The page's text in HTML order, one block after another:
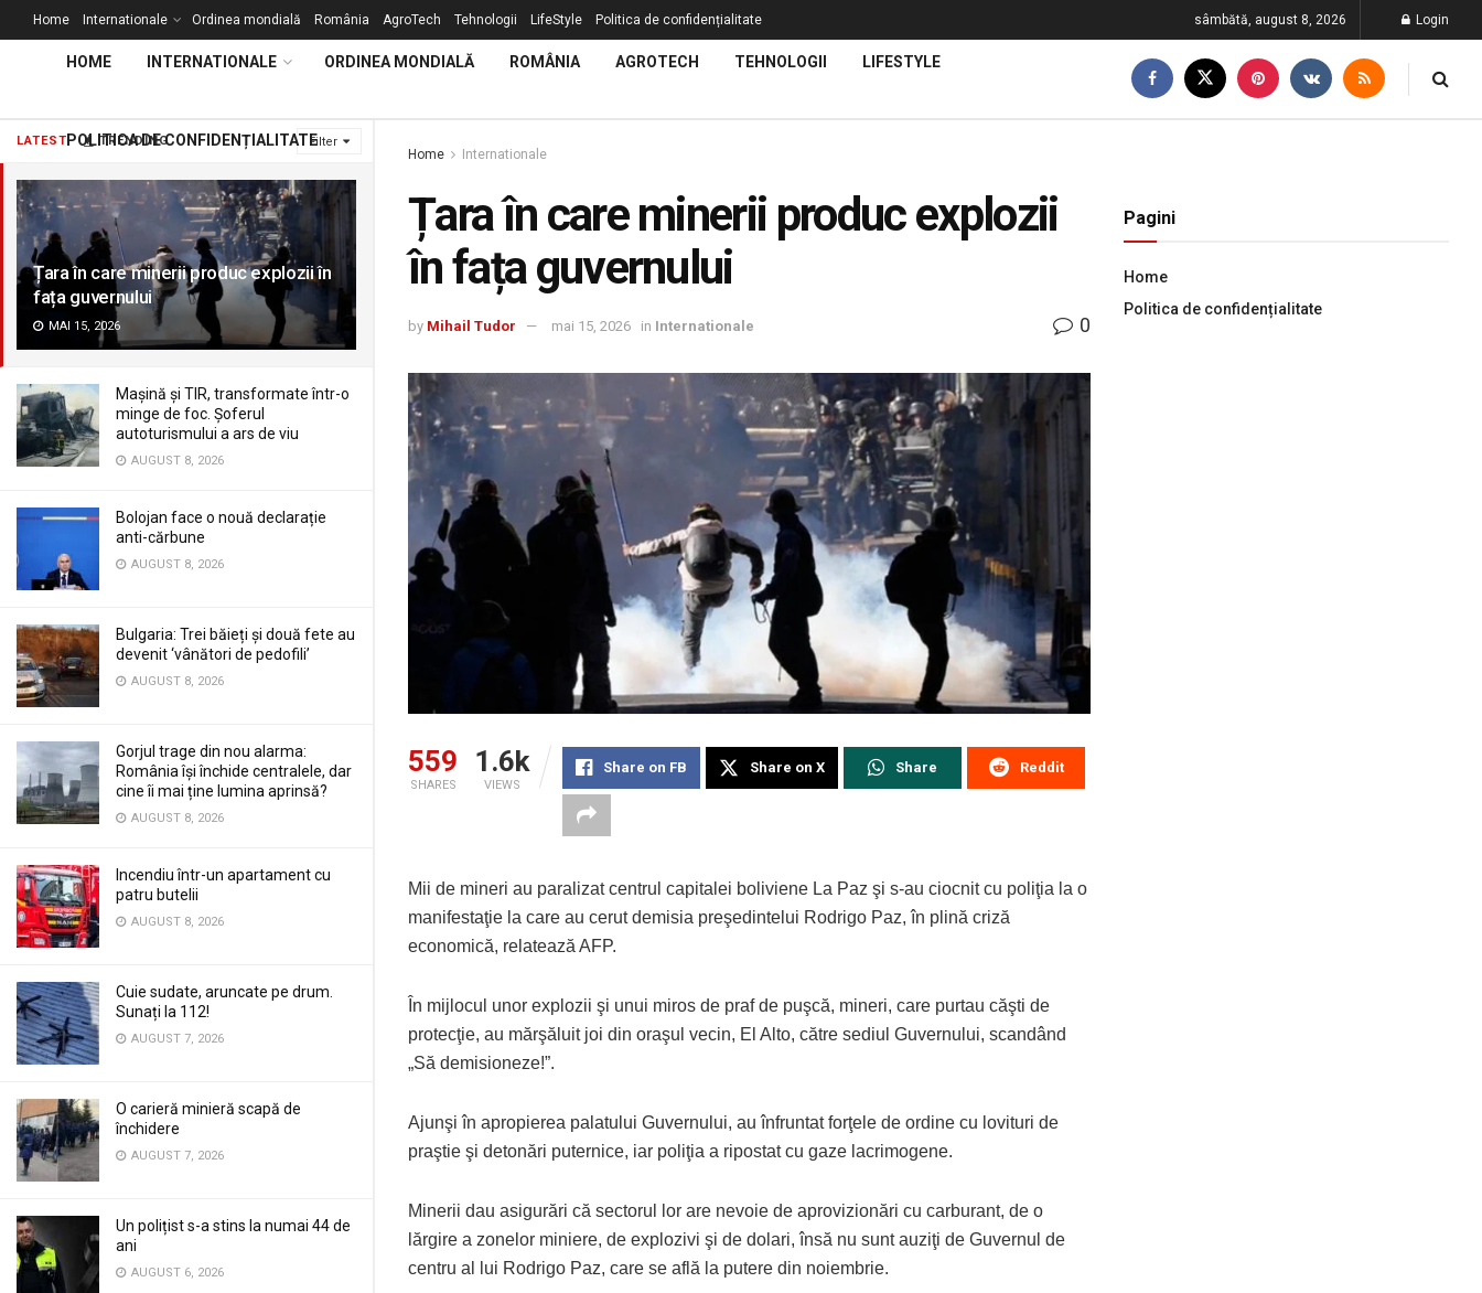
LATEST TRENDING Filter
Țara în care minerii produc explozii în
fața guvernului
MAI 15, 2026
Mașină și TIR, transformate într-o
minge de foc. Șoferul
autoturismului a ars de viu
AUGUST 8, 2026
Bolojan face o nouă declarație
anti-cărbune
AUGUST 8, 2026
Bulgaria: Trei băieți și două fete au
devenit ‘vânători de pedofili’
AUGUST 8, 2026
Gorjul trage din nou alarma:
România își închide centralele, dar
cine îi mai ține lumina aprinsă?
AUGUST 8, 2026
Incendiu într-un apartament cu
patru butelii
AUGUST 8, 2026
Cuie sudate, aruncate pe drum.
Sunați la 112!
AUGUST 7, 2026
O carieră minieră scapă de
închidere
AUGUST 7, 2026
Un polițist s-a stins la numai 44 de
ani
AUGUST 6, 2026
Home Internationale Ordinea mondială România AgroTech Tehnologii LifeStyle Politica de confidențialitate sâmbătă, august 8, 2026 Login
HOME INTERNATIONALE ORDINEA MONDIALĂ ROMÂNIA AGROTECH TEHNOLOGII LIFESTYLE
POLITICA DE CONFIDENȚIALITATE
Home Internationale
Țara în care minerii produc explozii
în fața guvernului
by Mihail Tudor mai 15, 2026 in Internationale 0
559
SHARES
1.6k
VIEWS
Share on FB Share on X Share Reddit
Mii de mineri au paralizat centrul capitalei boliviene La Paz şi s-au ciocnit cu poliţia la o
manifestaţie la care au cerut demisia preşedintelui Rodrigo Paz, în plină criză
economică, relatează AFP.
În mijlocul unor explozii şi unui miros de praf de puşcă, mineri, care purtau căşti de
protecţie, au mărşăluit joi din oraşul vecin, El Alto, către sediul Guvernului, scandând
„Să demisioneze!”.
Ajunşi în apropierea palatului Guvernului, au înfruntat forţele de ordine cu lovituri de
praştie şi detonări puternice, iar poliţia a ripostat cu gaze lacrimogene.
Minerii dau asigurări că sectorul lor are nevoie de aprovizionări cu carburant, de o
lărgire a zonelor miniere, de explozivi şi de dolari, însă nu sunt auziţi de Guvernul de
centru al lui Rodrigo Paz, care se află la putere din noiembrie.
Pagini
Home
Politica de confidențialitate